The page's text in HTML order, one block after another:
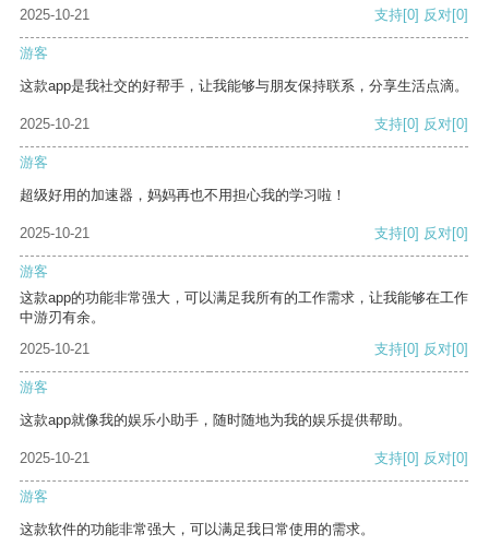
2025-10-21
支持[0] 反对[0]
游客
这款app是我社交的好帮手，让我能够与朋友保持联系，分享生活点滴。
2025-10-21 支持[0] 反对[0]
游客
超级好用的加速器，妈妈再也不用担心我的学习啦！
2025-10-21 支持[0] 反对[0]
游客
这款app的功能非常强大，可以满足我所有的工作需求，让我能够在工作
中游刃有余。
2025-10-21
支持[0] 反对[0]
游客
这款app就像我的娱乐小助手，随时随地为我的娱乐提供帮助。
2025-10-21 支持[0] 反对[0]
游客
这款软件的功能非常强大，可以满足我日常使用的需求。